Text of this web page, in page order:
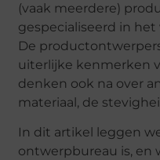
(vaak meerdere)
gespecialiseerd in
De
uiterlijke kenmerken
denken ook na over
materiaal, de
In dit artikel leggen
ontwerpbureau is, en